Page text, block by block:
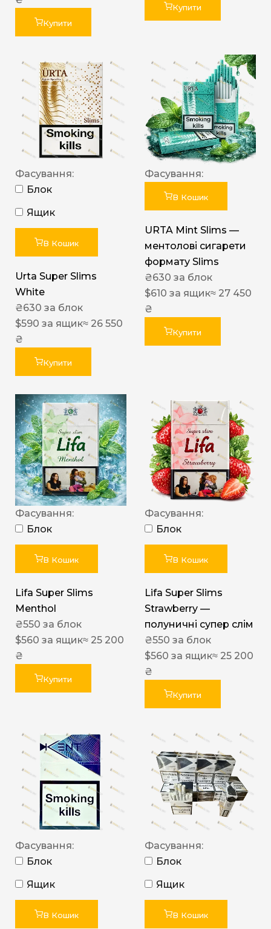
Купити
Купити
Фасування:
Блок
Ящик
В Кошик
Urta Super Slims
White
₴630 за блок
$590 за ящик≈ 26 550
₴
Купити
Фасування:
В Кошик
URTA Mint Slims —
ментолові сигарети
формату Slims
₴630 за блок
$610 за ящик≈ 27 450
₴
Купити
Фасування:
Блок
В Кошик
Lifa Super Slims
Menthol
₴550 за блок
$560 за ящик≈ 25 200
₴
Купити
Фасування:
Блок
В Кошик
Lifa Super Slims
Strawberry —
полуничні супер слім
₴550 за блок
$560 за ящик≈ 25 200
₴
Купити
Фасування:
Блок
Ящик
В Кошик
Фасування:
Блок
Ящик
В Кошик